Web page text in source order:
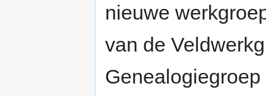
nieuwe
van de